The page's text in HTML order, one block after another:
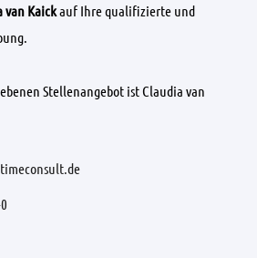
van Kaickauf Ihre qualifizierte und
Stellenangebot ist Claudia van